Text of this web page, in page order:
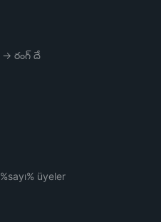
→ రంగ్ దే
%sayı% üyeler